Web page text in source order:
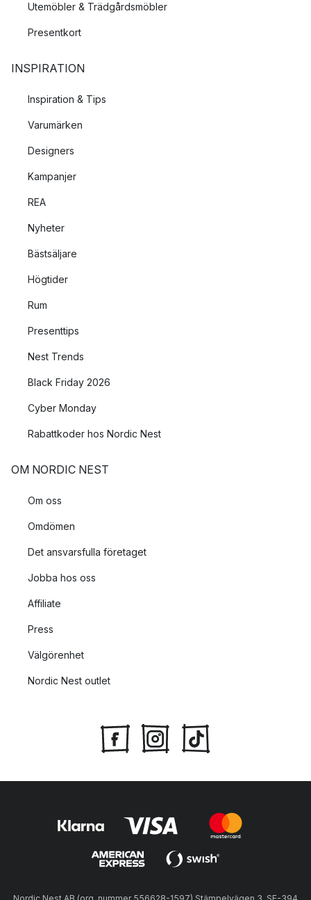
Utemöbler & Trädgårdsmöbler
Presentkort
INSPIRATION
Inspiration & Tips
Varumärken
Designers
Kampanjer
REA
Nyheter
Bästsäljare
Högtider
Rum
Presenttips
Nest Trends
Black Friday 2026
Cyber Monday
Rabattkoder hos Nordic Nest
OM NORDIC NEST
Om oss
Omdömen
Det ansvarsfulla företaget
Jobba hos oss
Affiliate
Press
Välgörenhet
Nordic Nest outlet